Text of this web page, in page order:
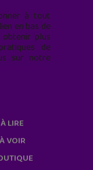
à tout
en bas de
plus
de
sur notre
À LIRE
À VOIR